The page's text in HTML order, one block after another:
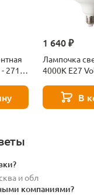
271
1 640 ₽
Лампочка
4000К Е27
В
и обл
компаниями?